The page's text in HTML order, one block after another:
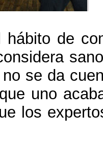
hábito de
se da
uno
los